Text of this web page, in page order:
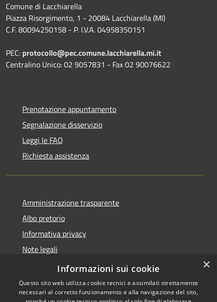
Comune di Lacchiarella
Piazza Risorgimento, 1 - 20084 Lacchiarella (MI)
C.F. 80094250158 - P. I.V.A. 04958350151
PEC: protocollo@pec.comune.lacchiarella.mi.it
Centralino Unico: 02 9057831 - Fax 02 90076622
Prenotazione appuntamento
Segnalazione disservizio
Leggi le FAQ
Richiesta assistenza
Amministrazione trasparente
Albo pretorio
Informativa privacy
Note legali
Dichiarazione di accessibilità
×
Informazioni sui cookie
Questo sito web utilizza cookie tecnici e assimilati strettamente
necessari al corretto funzionamento e alla navigazione del sito,